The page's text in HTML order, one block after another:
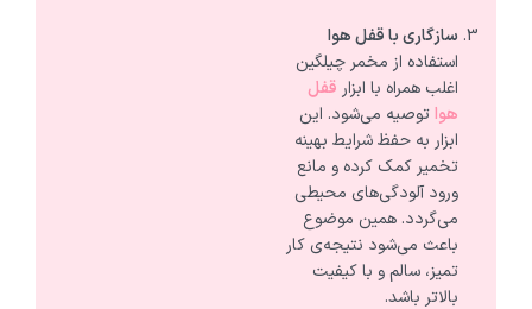
سازگاری با قفل هوا
استفاده از مخمر چیلگین
اغلب همراه با ابزار قفل
هواتوصیه می‌شود. این
ابزار به حفظ شرایط بهینه
تخمیر کمک کرده و مانع
ورود آلودگی‌های محیطی
می‌گردد. همین موضوع
باعث می‌شود نتیجه‌ی کار
تمیز، سالم و با کیفیت
بالاتر باشد.